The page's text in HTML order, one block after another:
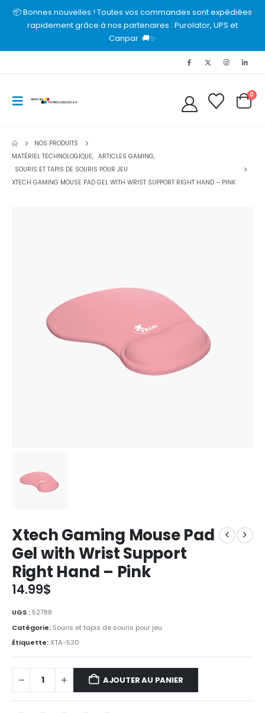
📦 Bonnes nouvelles ! Toutes vos commandes sont expédiées
rapidement grâce à nos partenaires : Purolator, UPS et
Canpar. 🚚✨
0
NOS PRODUITS
MATÉRIEL TECHNOLOGIQUE, ARTICLES GAMING,
SOURIS ET TAPIS DE SOURIS POUR JEU
XTECH GAMING MOUSE PAD GEL WITH WRIST SUPPORT RIGHT HAND – PINK
Xtech Gaming Mouse Pad
Gel with Wrist Support
Right Hand – Pink
14.99$
UGS : 52788
Catégorie: Souris et tapis de souris pour jeu
Étiquette:XTA-530
AJOUTER AU PANIER